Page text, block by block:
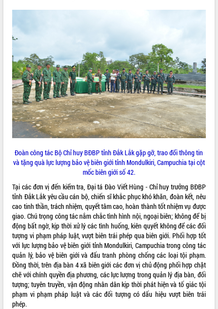
VIDEO
Không có file video nào để phát.
ALBUM ẢNH
LIÊN KẾT WEB
Đoàn công tác Bộ Chỉ huy BĐBP tỉnh Đắk Lắk gặp gỡ, trao đổi thông tin
và tặng quà lực lượng bảo vệ biên giới tỉnh Mondulkiri, Campuchia tại cột
mốc biên giới số 42.
Tại các đơn vị đến kiểm tra, Đại tá Đào Viết Hùng - Chỉ huy trưởng BĐBP
tỉnh Đắk Lắk yêu cầu cán bộ, chiến sĩ khắc phục khó khăn, đoàn kết, nêu
cao tinh thần, trách nhiệm, quyết tâm cao, hoàn thành tốt nhiệm vụ được
giao. Chú trọng công tác nắm chắc tình hình nội, ngoại biên; không để bị
động bất ngờ, kịp thời xử lý các tình huống, kiên quyết không để các đối
tượng vi phạm pháp luật, vượt biên trái phép qua biên giới. Phối hợp tốt
với lực lượng bảo vệ biên giới tỉnh Mondulkiri, Campuchia trong công tác
quản lý, bảo vệ biên giới và đấu tranh phòng chống các loại tội phạm.
Đồng thời, trên địa bàn 4 xã biên giới các đơn vị chủ động phối hợp chặt
chẽ với chính quyền địa phương, các lực lượng trong quản lý địa bàn, đối
tượng; tuyên truyền, vận động nhân dân kịp thời phát hiện và tố giác tội
phạm vi phạm pháp luật và các đối tượng có dấu hiệu vượt biên trái
phép.